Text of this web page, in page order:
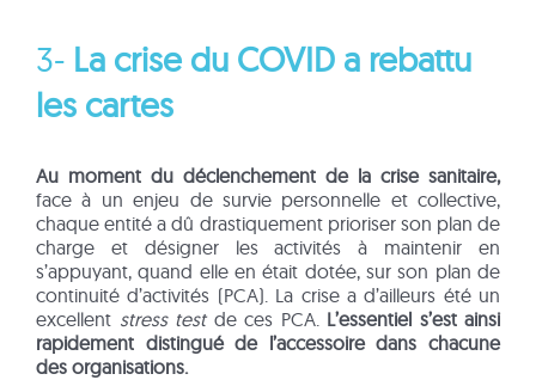
3- La crise du COVID a rebattu
les cartes
Au moment du déclenchement de la crise sanitaire,
face à un enjeu de survie personnelle et collective,
chaque entité a dû drastiquement prioriser son plan de
charge et désigner les activités à maintenir en
s’appuyant, quand elle en était dotée, sur son plan de
continuité d’activités (PCA). La crise a d’ailleurs été un
excellent stress testde ces PCA. L’essentiel s’est ainsi
rapidement distingué de l’accessoire dans chacune
des organisations.